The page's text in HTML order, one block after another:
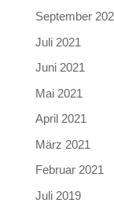
September
Juli 2021
Juni 2021
Mai 2021
April 2021
März 2021
Februar 2021
Juli 2019